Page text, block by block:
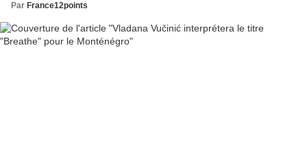
Par France12points